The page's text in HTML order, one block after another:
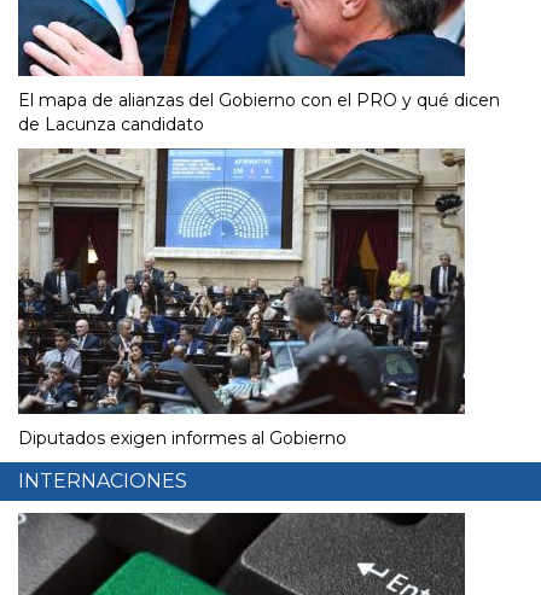
El mapa de alianzas del Gobierno con el PRO y qué dicen
de Lacunza candidato
Diputados exigen informes al Gobierno
INTERNACIONES